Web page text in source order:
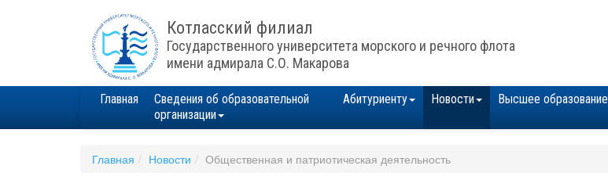
Котласский филиал
Государственного университета морского и речного флота
имени адмирала С.О. Макарова
Главная
Сведения об образовательной
организации
Абитуриенту Новости Высшее образование
Главная Новости Общественная и патриотическая деятельность